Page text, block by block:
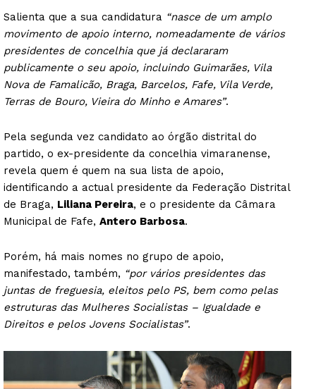
Salienta que a sua candidatura “nasce de um amplo
movimento de apoio interno, nomeadamente de vários
presidentes de concelhia que já declararam
publicamente o seu apoio, incluindo Guimarães, Vila
Nova de Famalicão, Braga, Barcelos, Fafe, Vila Verde,
Terras de Bouro, Vieira do Minho e Amares”.
Pela segunda vez candidato ao órgão distrital do
partido, o ex-presidente da concelhia vimaranense,
revela quem é quem na sua lista de apoio,
identificando a actual presidente da Federação Distrital
de Braga, Liliana Pereira, e o presidente da Câmara
Municipal de Fafe, Antero Barbosa.
Porém, há mais nomes no grupo de apoio,
manifestado, também, “por vários presidentes das
juntas de freguesia, eleitos pelo PS, bem como pelas
estruturas das Mulheres Socialistas – Igualdade e
Direitos e pelos Jovens Socialistas”.